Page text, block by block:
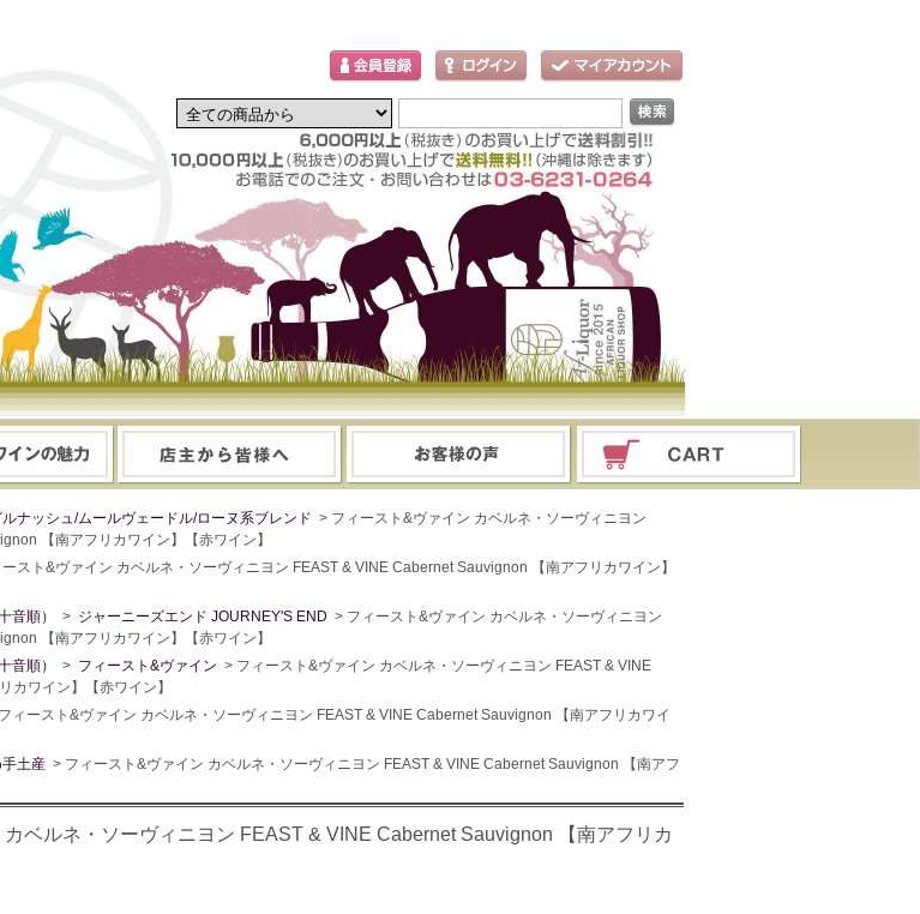
ナッシュ/ムールヴェードル/ローヌ系ブレンド > フィースト&ヴァイン カベルネ・ソーヴィニヨン
【南アフリカワイン】【赤ワイン】
スト&ヴァイン カベルネ・ソーヴィニヨン FEAST & VINE Cabernet Sauvignon 【南アフリカワイン】
音順） > ジャーニーズエンド JOURNEY'S END > フィースト&ヴァイン カベルネ・ソーヴィニヨン
【南アフリカワイン】【赤ワイン】
音順） > フィースト&ヴァイン > フィースト&ヴァイン カベルネ・ソーヴィニヨン FEAST & VINE
カワイン】【赤ワイン】
ィースト&ヴァイン カベルネ・ソーヴィニヨン FEAST & VINE Cabernet Sauvignon 【南アフリカワイ
土産 > フィースト&ヴァイン カベルネ・ソーヴィニヨン FEAST & VINE Cabernet Sauvignon 【南アフ
ベルネ・ソーヴィニヨン FEAST & VINE Cabernet Sauvignon 【南アフリカ